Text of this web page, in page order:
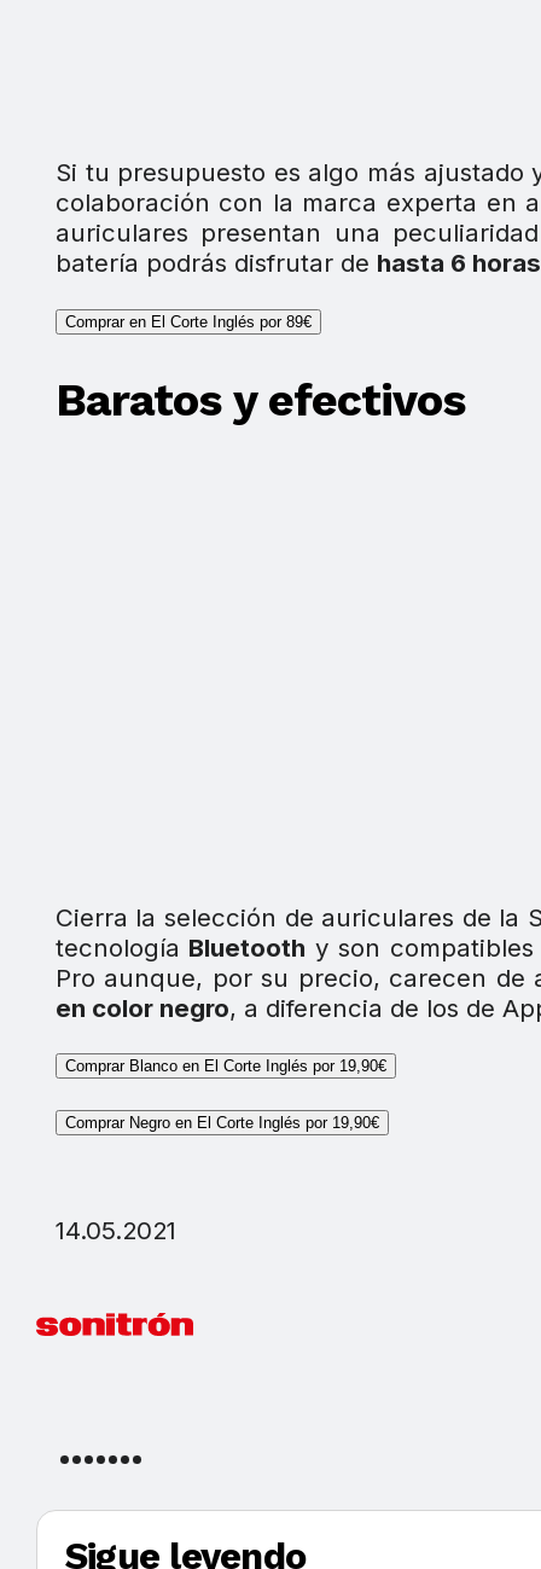
Si tu presupuesto es algo más
colaboración con la marca experta en
auriculares presentan una
batería podrás disfrutar de hasta 6 horas
Comprar en El Corte Inglés por 89€
Baratos y efectivos
Cierra la selección de auriculares de la
tecnología Bluetooth y son
Pro aunque, por su precio, carecen
en color negro, a diferencia de los de
Comprar Blanco en El Corte Inglés por 19,90€
Comprar Negro en El Corte Inglés por 19,90€
14.05.2021
Sigue leyendo